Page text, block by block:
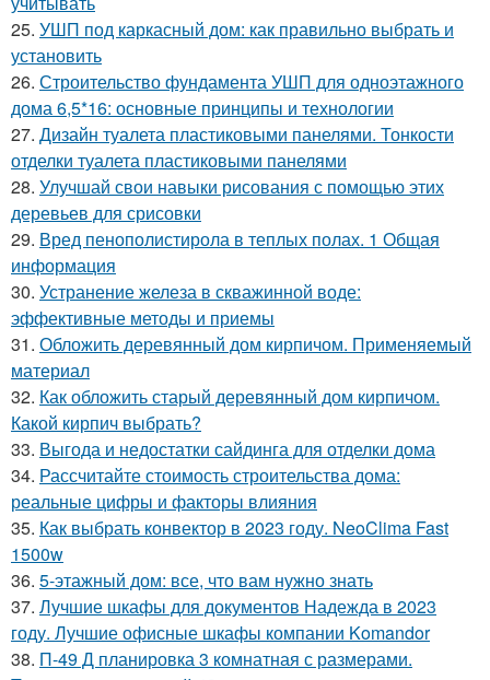
25. УШП под каркасный дом: как правильно выбрать и
установить
26. Строительство фундамента УШП для одноэтажного
дома 6,5*16: основные принципы и технологии
27. Дизайн туалета пластиковыми панелями. Тонкости
отделки туалета пластиковыми панелями
28. Улучшай свои навыки рисования с помощью этих
деревьев для срисовки
29. Вред пенополистирола в теплых полах. 1 Общая
информация
30. Устранение железа в скважинной воде:
эффективные методы и приемы
31. Обложить деревянный дом кирпичом. Применяемый
материал
32. Как обложить старый деревянный дом кирпичом.
Какой кирпич выбрать?
33. Выгода и недостатки сайдинга для отделки дома
34. Рассчитайте стоимость строительства дома:
реальные цифры и факторы влияния
35. Как выбрать конвектор в 2023 году. NeoClima Fast
1500w
36. 5-этажный дом: все, что вам нужно знать
37. Лучшие шкафы для документов Надежда в 2023
году. Лучшие офисные шкафы компании Komandor
38. П-49 Д планировка 3 комнатная с размерами.